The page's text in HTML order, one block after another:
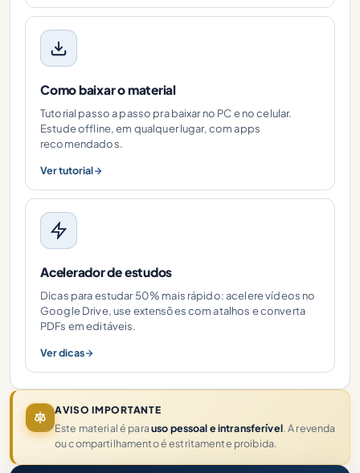
Como baixar o material
Tutorial passo a passo pra baixar no PC e no celular.
Estude offline, em qualquer lugar, com apps
recomendados.
Ver tutorial
Acelerador de estudos
Dicas para estudar 50% mais rápido: acelere vídeos no
Google Drive, use extensões com atalhos e converta
PDFs em editáveis.
Ver dicas
AVISO IMPORTANTE
Este material é parauso pessoal e intransferível. A revenda
ou compartilhamento é estritamente proibida.